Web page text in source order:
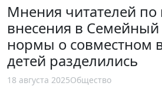
Мнения читателей по
внесения в Семейный
нормы о совместном
детей разделились
18 августа 2025Общество